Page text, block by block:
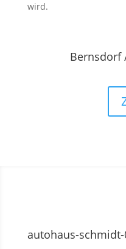
wird.
Bernsdorf
autohaus-schmidt-